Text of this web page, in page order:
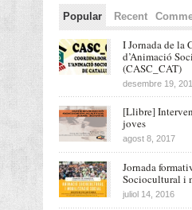
Popular Recent
I Jornada de la
d’Animació
(CASC_CAT)
desembre 19,
[Llibre]
joves
agost 8, 2017
Jornada
Sociocultural i
juliol 14, 2016